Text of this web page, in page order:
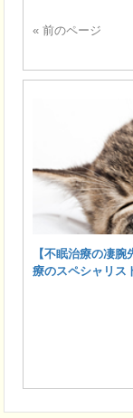
« 前のページ
【不眠治療の凄
療のスペシャリ